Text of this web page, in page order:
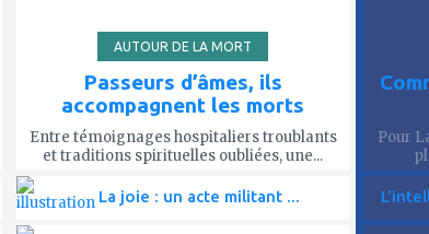
AUTOUR DE LA MORT
Passeurs d’âmes, ils
accompagnent les morts
Entre témoignages hospitaliers troublants
et traditions spirituelles oubliées, une...
La joie : un acte militant ...
Pour